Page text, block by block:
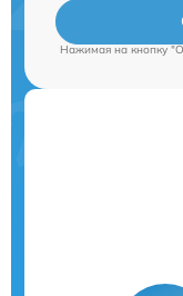
Нажимая на кнопку